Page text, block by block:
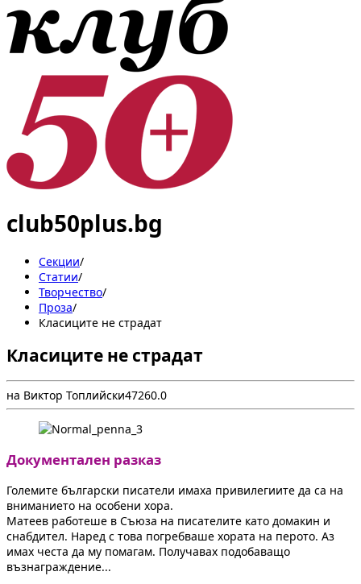
club50plus.bg
Секции/
Статии/
Творчество/
Проза/
Класиците не страдат
Класиците не страдат
на Виктор Топлийски47260.0
Документален разказ
Големите български писатели имаха привилегиите да са на
вниманието на особени хора.
Матеев работеше в Съюза на писателите като домакин и
снабдител. Наред с това погребваше хората на перото. Аз
имах честа да му помагам. Получавах подобаващо
възнаграждение...